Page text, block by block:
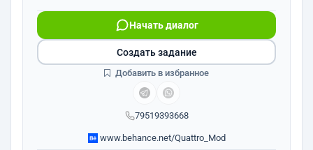
79519393668
Начать диалог
www.behance.net/Quattro_Mod
Создать задание
Добавить в избранное